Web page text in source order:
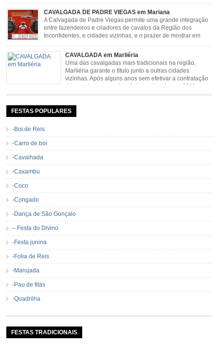
CAVALGADA DE PADRE VIEGAS em Mariana
A Calvagada de Padre Viegas permite uma grande integração
entre fazendeiros e criadores de cavalos da Região dos
Inconfidentes, e cidades vizinhas, e o prazer de mostrar em
resgata cultura e saúde além de contar com apresentações musicais. Local:
Distrito de Padre Viegas, Antigo Campo de […]
CAVALGADA em Marliéria
Uma das cavalgadas mais tradicionais na região,
Marliéria garante o título junto a outras cidades
vizinhas. Após alguns anos sem efetivar a contratação
de grandes nomes da música sertaneja, em 2011 a
Cavalgada de Marliéria voltou, e não deixou dúvidas de que sua tradição
de […]
FESTAS POPULARES
-Boi de Reis
-Carro de boi
-Cavalhada
-Caxambu
-Coco
-Congado
-Dança de São Gonçalo
– Festa do Divino
-Festa junina
-Folia de Reis
-Marujada
-Pau de fitas
-Quadrilha
FESTAS TRADICIONAIS